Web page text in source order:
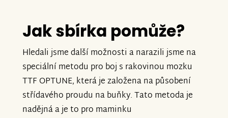
Jak sbírka pomůže?
Hledali jsme další možnosti a narazili jsme na
speciální metodu pro boj s rakovinou mozku
TTF OPTUNE, která je založena na působení
střídavého proudu na buňky. Tato metoda je
nadějná a je to pro maminku